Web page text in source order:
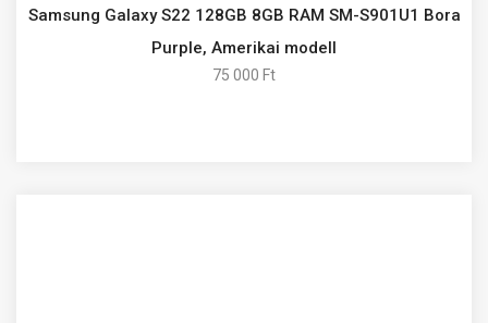
Samsung Galaxy S22 128GB 8GB RAM SM-S901U1 Bora
Purple, Amerikai modell
75 000 Ft